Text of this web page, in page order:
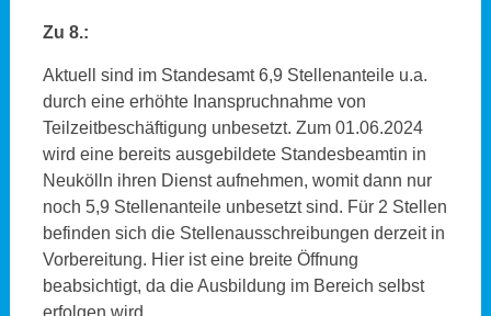
Zu 8.:
Aktuell sind im Standesamt 6,9 Stellenanteile u.a.
durch eine erhöhte Inanspruchnahme von
Teilzeitbeschäftigung unbesetzt. Zum 01.06.2024
wird eine bereits ausgebildete Standesbeamtin in
Neukölln ihren Dienst aufnehmen, womit dann nur
noch 5,9 Stellenanteile unbesetzt sind. Für 2 Stellen
befinden sich die Stellenausschreibungen derzeit in
Vorbereitung. Hier ist eine breite Öffnung
beabsichtigt, da die Ausbildung im Bereich selbst
erfolgen wird.